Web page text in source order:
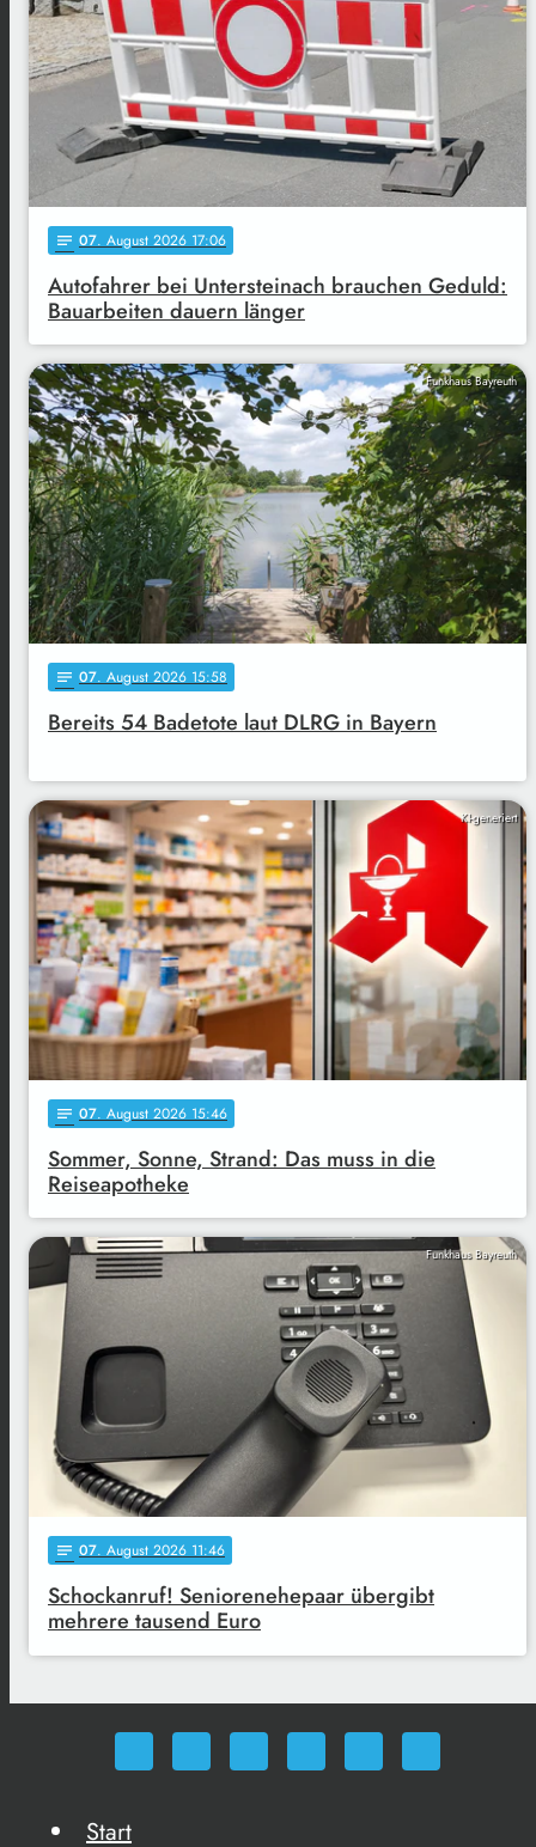
notes 07. August 2026 17:06
Autofahrer bei Untersteinach brauchen Geduld:
Bauarbeiten dauern länger
Funkhaus Bayreuth
notes 07. August 2026 15:58
Bereits 54 Badetote laut DLRG in Bayern
KI-generiert
notes 07. August 2026 15:46
Sommer, Sonne, Strand: Das muss in die
Reiseapotheke
Funkhaus Bayreuth
notes 07. August 2026 11:46
Schockanruf! Seniorenehepaar übergibt
mehrere tausend Euro
Start